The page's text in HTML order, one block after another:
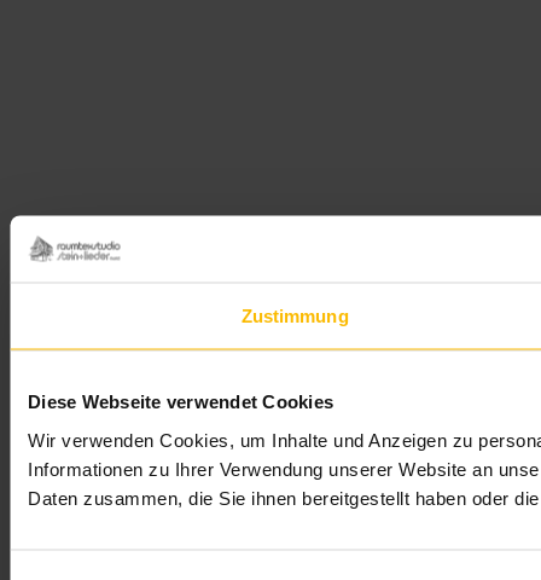
Zustimmung
Diese Webseite verwendet Cookies
Wir verwenden Cookies, um Inhalte und Anzeigen zu
Informationen zu Ihrer Verwendung unserer Website an
Daten zusammen, die Sie ihnen bereitgestellt haben oder